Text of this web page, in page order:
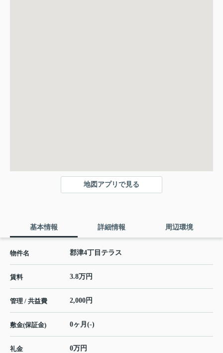
地図アプリで見る
基本情報 詳細情報 周辺環境
物件名 郡津4丁目テラス
賃料 3.8万円
管理 / 共益費 2,000円
敷金(保証金) 0ヶ月(-)
礼金 0万円